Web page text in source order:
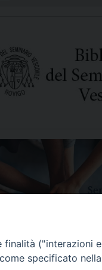
finalità ("interazioni e
specificato nella